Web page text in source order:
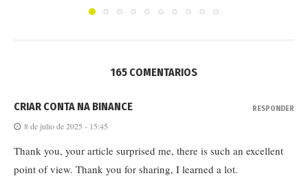
165 COMENTARIOS
CRIAR CONTA NA BINANCE
8 de julio de 2025 - 15:45
Thank you, your article surprised me, there is such an excellent
point of view. Thank you for sharing, I learned a lot.
RESPONDER